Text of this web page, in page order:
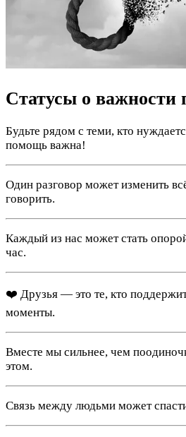
Статусы о важности
Будьте рядом с теми, кто
помощь важна!
Один разговор может изменить
говорить.
Каждый из нас может стать
час.
❤️ Друзья — это те, кто
моменты.
Вместе мы сильнее, чем
этом.
Связь между людьми может